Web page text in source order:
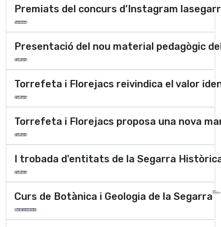
Premiats del concurs d’Instagram
Turisme
Presentació del nou material pedagògic
Cultura
Torrefeta i Florejacs reivindica el valor
Cultura
Torrefeta i Florejacs proposa una nova
Cultura
I trobada d'entitats de la Segarra
Cultura
Curs de Botànica i Geologia de la Segarra
Medi ambient